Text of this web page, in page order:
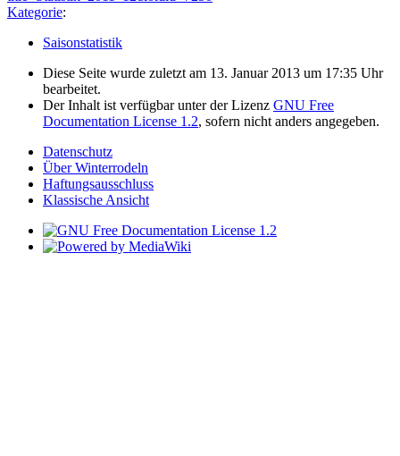
Kategorie:
Saisonstatistik
Diese Seite wurde zuletzt am 13. Januar 2013 um 17:35 Uhr
bearbeitet.
Der Inhalt ist verfügbar unter der Lizenz GNU Free
Documentation License 1.2, sofern nicht anders angegeben.
Datenschutz
Über Winterrodeln
Haftungsausschluss
Klassische Ansicht